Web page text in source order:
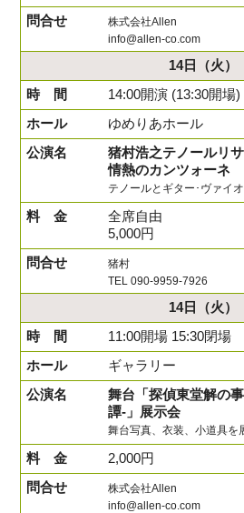
株式会社Allen
info@allen-co.com
14日
（火）
14:00開演 (13:30開場)
ゆめりあホール
猪村浩之テノールリ
情熱のカンツォーネ
テノールとギター･ヴァイ
全席自由
5,000円
猪村
TEL 090-9959-7926
14日
（火）
11:00開場 15:30閉場
ギャラリー
舞台「探偵東堂解の
譚-」展示会
舞台写真、衣装、小道具を
2,000円
株式会社Allen
info@allen-co.com